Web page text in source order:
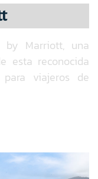
by Marriott, una
esta reconocida
para viajeros de